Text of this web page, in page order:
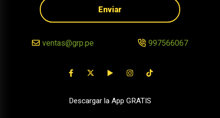
Enviar
ventas@grp.pe 997566067
Descargar la App GRATIS